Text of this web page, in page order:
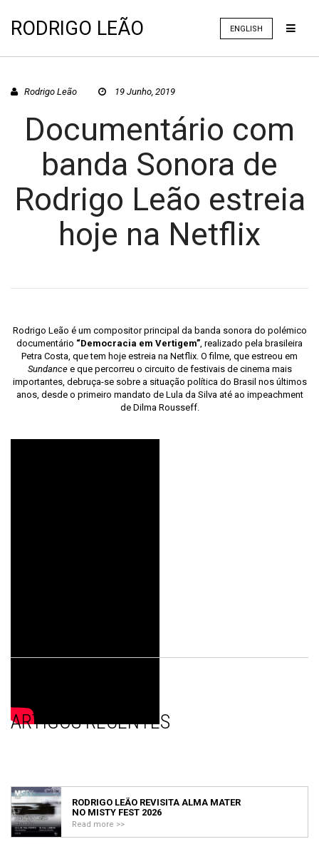
RODRIGO LEÃO ENGLISH
Rodrigo Leão 19 Junho, 2019
Documentário com
banda Sonora de
Rodrigo Leão estreia
hoje na Netflix
Rodrigo Leão é um compositor principal da banda sonora do polémico
documentário “Democracia em Vertigem”, realizado pela brasileira
Petra Costa, que tem hoje estreia na Netflix. O filme, que estreou em
Sundancee que percorreu o circuito de festivais de cinema mais
importantes, debruça-se sobre a situação política do Brasil nos últimos
anos, desde o primeiro mandato de Lula da Silva até ao impeachment
de Dilma Rousseff.
ARTIGOS RECENTES
RODRIGO LEÃO REVISITA ALMA MATER
NO MISTY FEST 2026
Read more >>